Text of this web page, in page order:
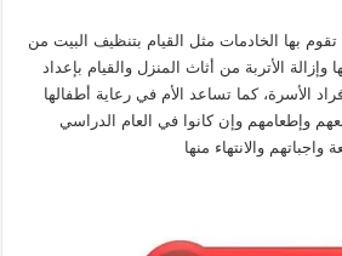
تقوم بها الخادمات مثل القيام بتنظيف البيت من
الأتربة من أثاث المنزل والقيام بإعداد
الأسرة، كما تساعد الأم في رعاية أطفالها
وإطعامهم وإن كانوا في العام الدراسي
والانتهاء منها